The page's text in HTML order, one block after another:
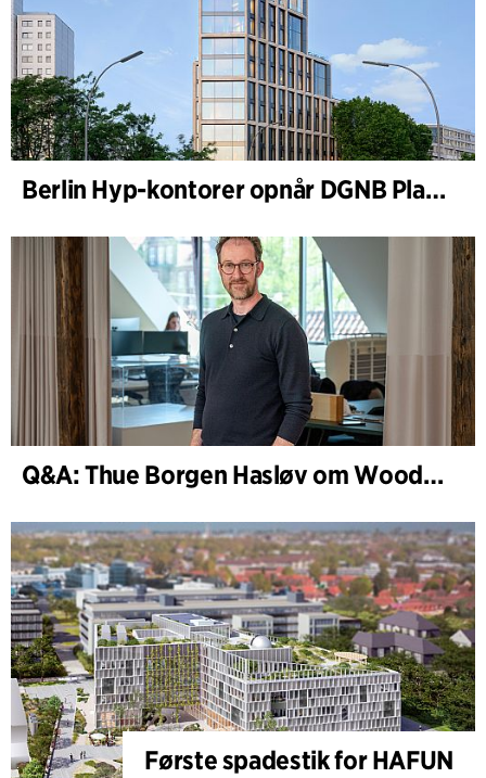
Berlin Hyp-kontorer opnår DGNB Platin og Diamant for klimavenlig arkitektur i høj kvalitet
Q&A: Thue Borgen Hasløv om WoodHub
Første spadestik for HAFUN